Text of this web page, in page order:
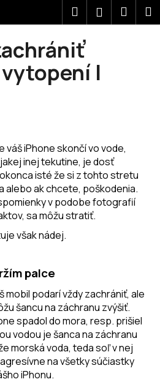
Hľadať
|
váš iPhone skončí vo vode,
inej tekutine, je dosť
isté že si z tohto stretu
alebo ak chcete, poškodenia.
v podobe fotografií
sa môžu stratiť.
však nádej.
palce
mobil podarí vždy zachrániť, ale
šancu na záchranu zvýšiť.
spadol do mora, resp. prišiel
vodou je šanca na záchranu
morská voda, teda soľ v nej
na všetky súčiastky
iPhonu.